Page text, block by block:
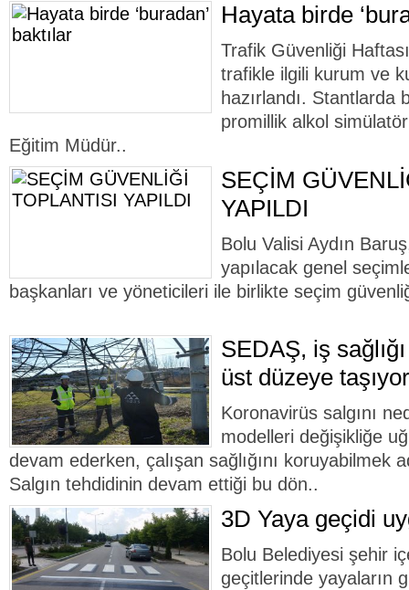
Hayata birde
Trafik Güvenliği
trafikle ilgili kurum ve
hazırlandı.
promillik alkol
Eğitim Müdür..
SEÇİM
YAPILDI
Bolu Valisi Aydın
yapılacak genel
başkanları ve yöneticileri ile birlikte seçim
SEDAŞ, iş
üst düzeye taşıyor
Koronavirüs salgını
modelleri değişikliğe
devam ederken, çalışan sağlığını koruyabilmek
Salgın tehdidinin devam ettiği bu dön..
3D Yaya geçidi
Bolu Belediyesi şehir
geçitlerinde yayaların